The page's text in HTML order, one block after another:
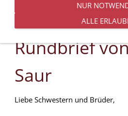
Rundbrief
Saur
Liebe Schwestern und Brüder,
NUR
ALLE